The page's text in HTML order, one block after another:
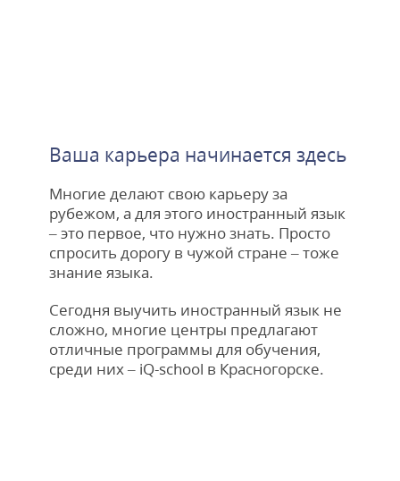
Ваша карьера начинается здесь
Многие делают свою карьеру за
рубежом, а для этого иностранный язык
– это первое, что нужно знать. Просто
спросить дорогу в чужой стране – тоже
знание языка.
Сегодня выучить иностранный язык не
сложно, многие центры предлагают
отличные программы для обучения,
среди них – iQ-school в Красногорске.